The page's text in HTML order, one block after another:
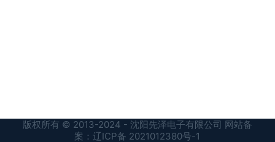
版权所有 © 2013-2024 - 沈阳先泽电子有限公司 网站备
案： 辽ICP备 2021012380号-1